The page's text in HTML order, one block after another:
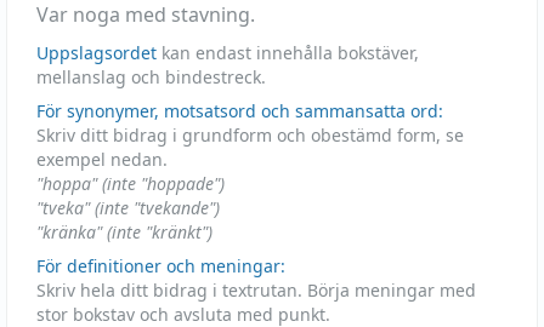
Var noga med stavning.
Uppslagsordet kan endast innehålla bokstäver,
mellanslag och bindestreck.
För synonymer, motsatsord och sammansatta ord:
Skriv ditt bidrag i grundform och obestämd form, se
exempel nedan.
"hoppa" (inte "hoppade")
"tveka" (inte "tvekande")
"kränka" (inte "kränkt")
För definitioner och meningar:
Skriv hela ditt bidrag i textrutan. Börja meningar med
stor bokstav och avsluta med punkt.